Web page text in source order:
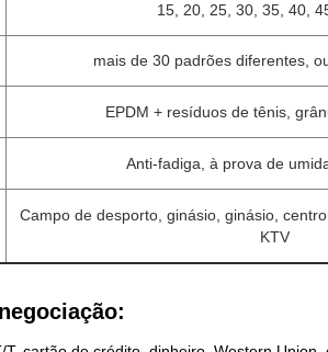
15, 20, 25, 30, 35, 40,
mais de 30 padrões diferentes,
EPDM + resíduos de tênis,
Anti-fadiga, à prova de
Campo de desporto, ginásio, ginásio,
KTV